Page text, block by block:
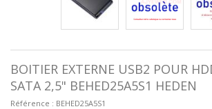
BOITIER EXTERNE USB2 POUR
SATA 2,5" BEHED25A5S1 HEDEN
Référence : BEHED25A5S1